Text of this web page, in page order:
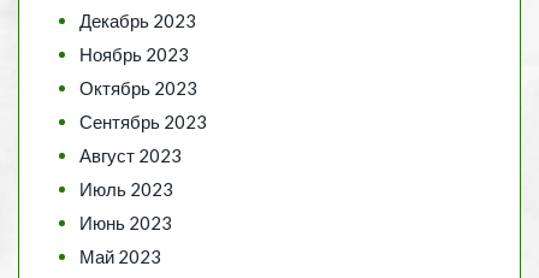
Декабрь 2023
Ноябрь 2023
Октябрь 2023
Сентябрь 2023
Август 2023
Июль 2023
Июнь 2023
Май 2023